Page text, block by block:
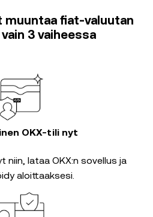
muuntaa fiat-valuutan
3 vaiheessa
OKX-tili nyt
niin, lataa OKX:n sovellus ja
aloittaaksesi.